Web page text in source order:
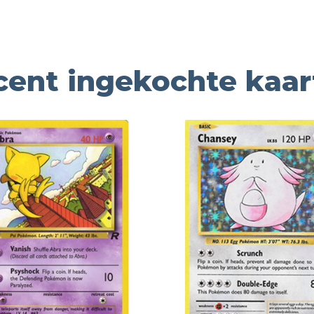
ingekochte